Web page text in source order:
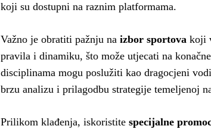
koji su dostupni na raznim platformama.
Važno je obratiti pažnju na izbor sportova koji
pravila i dinamiku, što može utjecati na
disciplinama mogu poslužiti kao dragocjeni
brzu analizu i prilagodbu strategije temeljenoj
Prilikom klađenja, iskoristite specijalne